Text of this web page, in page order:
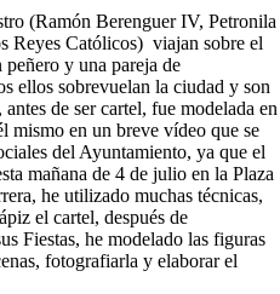
(Ramón Berenguer IV, Petronila
Reyes Católicos) viajan sobre el
y una pareja de
ellos sobrevuelan la ciudad y son
de ser cartel, fue modelada en
mismo en un breve vídeo que se
del Ayuntamiento, ya que el
mañana de 4 de julio en la Plaza
he utilizado muchas técnicas,
el cartel, después de
Fiestas, he modelado las figuras
fotografiarla y elaborar el